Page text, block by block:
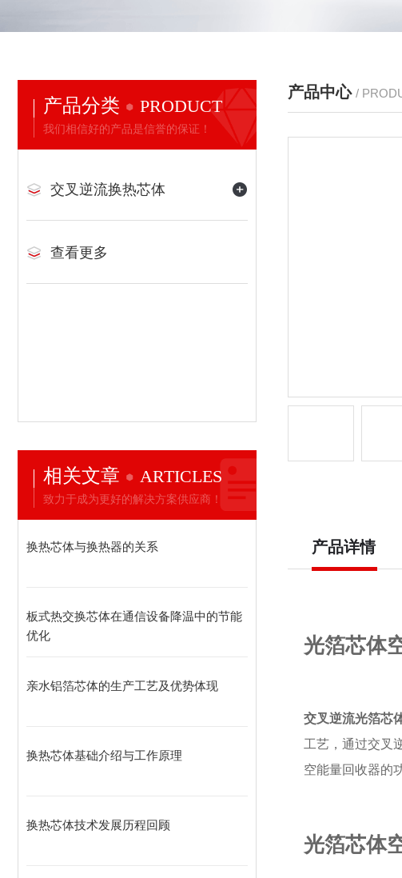
产品分类 PRODUCT
我们相信好的产品是信誉的保证！
交叉逆流换热芯体
查看更多
相关文章 ARTICLES
致力于成为更好的解决方案供应商！
换热芯体与换热器的关系
板式热交换芯体在通信设备降温中的节能
优化
亲水铝箔芯体的生产工艺及优势体现
换热芯体基础介绍与工作原理
换热芯体技术发展历程回顾
产品中心 /
产品详情
光箔芯体
交叉逆流光箔芯
工艺，通过交叉
空能量回收器的
光箔芯体